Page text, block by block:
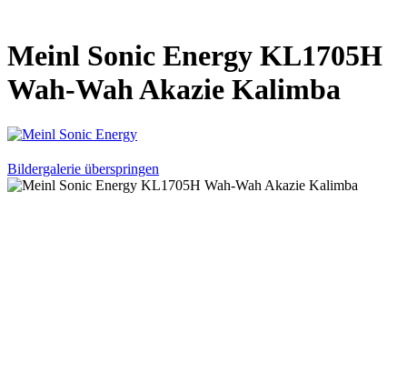
Meinl Sonic Energy KL1705H
Wah-Wah Akazie Kalimba
Bildergalerie überspringen